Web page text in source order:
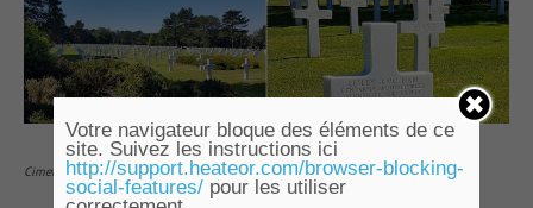
Cimetière américain de Colleville-sur-Mer, Normandie Calvados 14
Votre navigateur bloque des éléments de ce
site. Suivez les instructions ici
http://support.heateor.com/browser-blocking-
social-features/pour les utiliser